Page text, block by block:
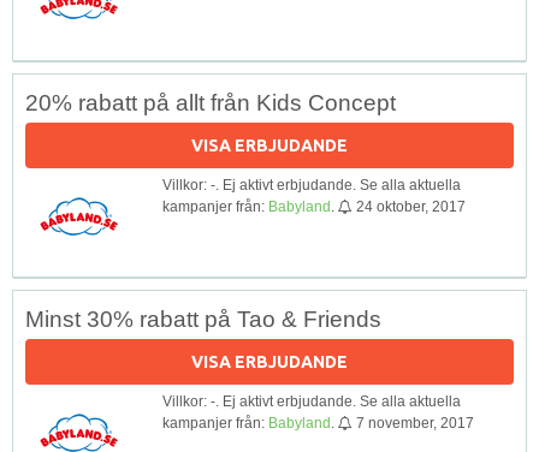
20% rabatt på allt från Kids Concept
VISA ERBJUDANDE
Villkor: -. Ej aktivt erbjudande. Se alla aktuella
kampanjer från: Babyland 24 oktober, 2017
Minst 30% rabatt på Tao & Friends
VISA ERBJUDANDE
Villkor: -. Ej aktivt erbjudande. Se alla aktuella
kampanjer från: Babyland 7 november, 2017